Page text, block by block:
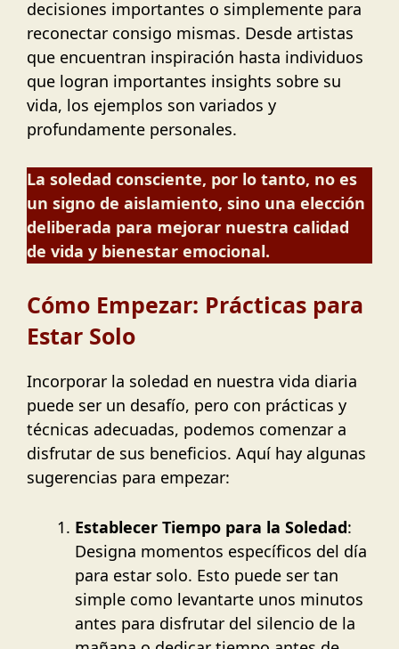
decisiones importantes o simplemente para
reconectar consigo mismas. Desde artistas
que encuentran inspiración hasta individuos
que logran importantes insights sobre su
vida, los ejemplos son variados y
profundamente personales.
La soledad consciente, por lo tanto, no es
un signo de aislamiento, sino una elección
deliberada para mejorar nuestra calidad
de vida y bienestar emocional.
Cómo Empezar: Prácticas para
Estar Solo
Incorporar la soledad en nuestra vida diaria
puede ser un desafío, pero con prácticas y
técnicas adecuadas, podemos comenzar a
disfrutar de sus beneficios. Aquí hay algunas
sugerencias para empezar:
Establecer Tiempo para la Soledad:
Designa momentos específicos del día
para estar solo. Esto puede ser tan
simple como levantarte unos minutos
antes para disfrutar del silencio de la